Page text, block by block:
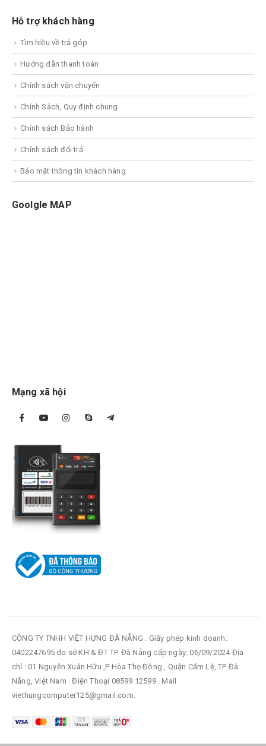
Hỗ trợ khách hàng
Tìm hiều về trả góp
Hướng dẫn thanh toán
Chính sách vận chuyển
Chính Sách, Quy định chung
Chính sách Bảo hành
Chính sách đổi trả
Bảo mật thông tin khách hàng
Goolgle MAP
Mạng xã hội
CÔNG TY TNHH VIỆT HƯNG ĐÀ NẴNG . Giấy phép kinh doanh:
0402247695 do sở KH & ĐT TP. Đà Nẵng cấp ngày: 06/09/2024 Địa
chỉ : 01 Nguyễn Xuân Hữu ,P Hòa Thọ Đông , Quận Cẩm Lệ, TP Đà
Nẵng, Việt Nam . Điện Thoại 08599.12599 . Mail :
viethungcomputer125@gmail.com.